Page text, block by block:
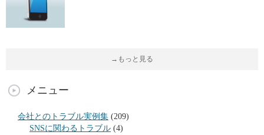
→もっと見る
メニュー
会社とのトラブル実例集 (209)
SNSに関わるトラブル (4)